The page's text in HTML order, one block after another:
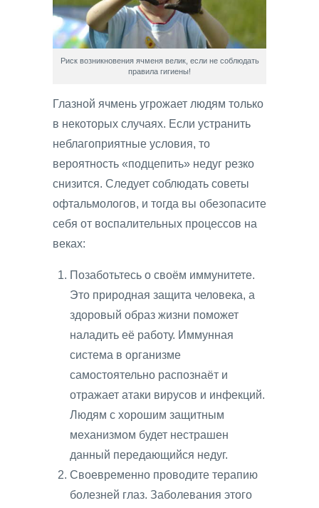
Риск возникновения ячменя велик, если не соблюдать
правила гигиены!
Глазной ячмень угрожает людям только
в некоторых случаях. Если устранить
неблагоприятные условия, то
вероятность «подцепить» недуг резко
снизится. Следует соблюдать советы
офтальмологов, и тогда вы обезопасите
себя от воспалительных процессов на
веках:
Позаботьтесь о своём иммунитете.
Это природная защита человека, а
здоровый образ жизни поможет
наладить её работу. Иммунная
система в организме
самостоятельно распознаёт и
отражает атаки вирусов и инфекций.
Людям с хорошим защитным
механизмом будет нестрашен
данный передающийся недуг.
Своевременно проводите терапию
болезней глаз. Заболевания этого